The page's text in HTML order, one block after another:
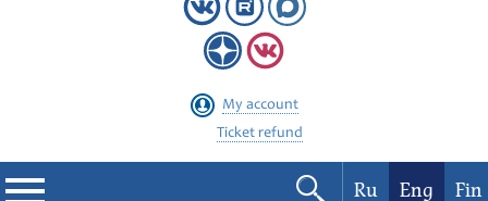
My account
Ticket refund
Ru Eng Fin